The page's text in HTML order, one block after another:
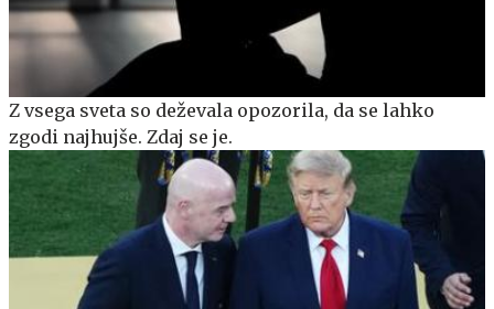
Z vsega sveta so deževala opozorila, da se lahko
zgodi najhujše. Zdaj se je.